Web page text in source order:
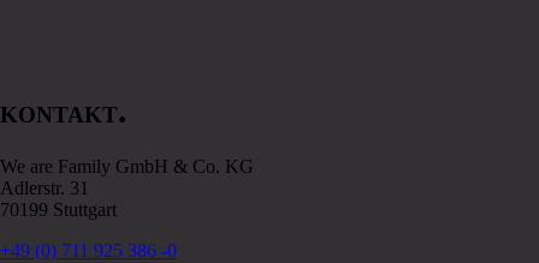
KONTAKT.
We are Family GmbH & Co. KG
Adlerstr. 31
70199 Stuttgart
+49 (0) 711 925 386 -0